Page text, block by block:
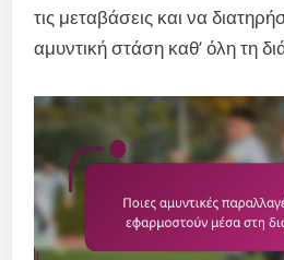
τις μεταβάσεις και να
αμυντική στάση καθ’ όλη τη